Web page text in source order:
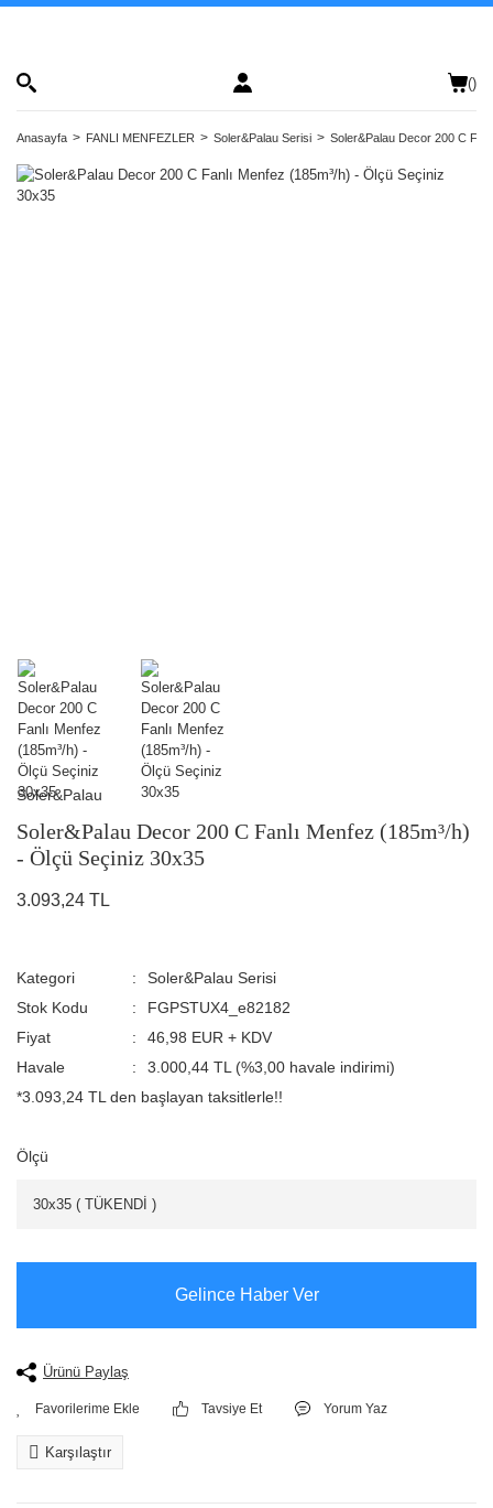
()
Anasayfa FANLI MENFEZLER Soler&Palau Serisi Soler&Palau Decor 200 C
Soler&Palau
Soler&Palau Decor 200 C Fanlı Menfez (185m³/h)
- Ölçü Seçiniz 30x35
3.093,24 TL
Kategori
Soler&Palau Serisi
Stok Kodu
FGPSTUX4_e82182
Fiyat
46,98 EUR + KDV
Havale
3.000,44 TL (%3,00 havale indirimi)
*3.093,24 TL den başlayan taksitlerle!!
Ölçü
Gelince Haber Ver
Ürünü Paylaş
Tavsiye Et Yorum Yaz
Karşılaştır